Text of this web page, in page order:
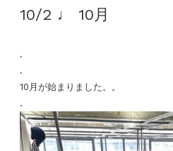
10/2 ♩ 10月
.
.
10月が始まりました。。
.